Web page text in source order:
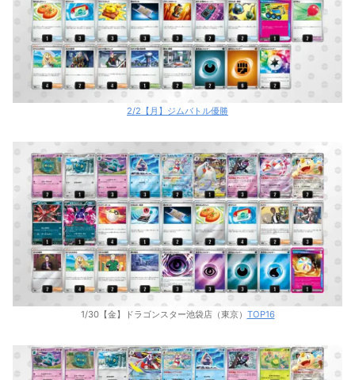
2/2【月】ジムバトル優勝
1/30【金】ドラゴンスター池袋店（東京） TOP16